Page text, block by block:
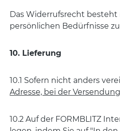
Das Widerrufsrecht
persönlichen Bedürfnisse
10. Lieferung
10.1 Sofern nicht anders
Adresse, bei der
10.2 Auf der FORMBLITZ